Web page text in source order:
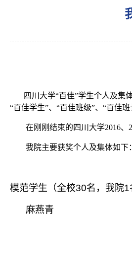
四川大学“百佳”学生个人及集
“百佳学生”、“百佳班级”、“百佳
在刚刚结束的四川大学2016、
我院主要获奖个人及集体如下：
模范学生（全校30名，我院1
麻燕青